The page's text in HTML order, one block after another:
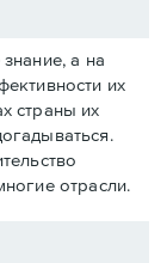
а на
их
страны их
отрасли.